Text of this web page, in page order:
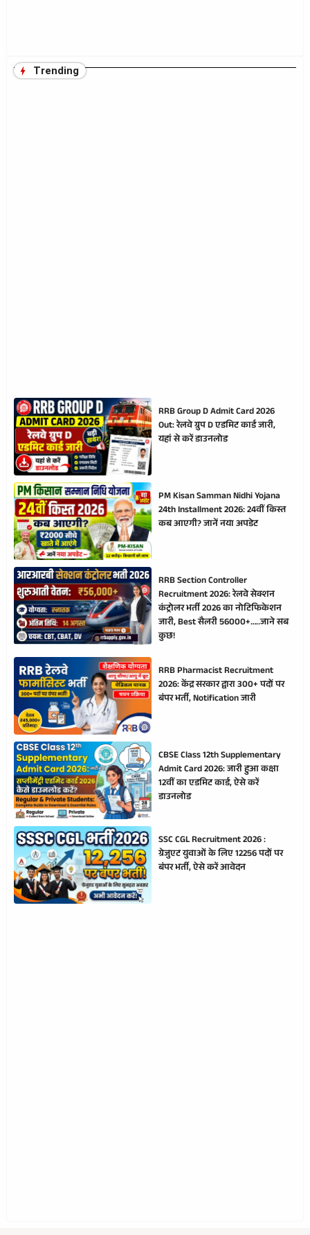
Trending
RRB Group D Admit Card 2026
Out: रेलवे ग्रुप D एडमिट कार्ड जारी,
यहां से करें डाउनलोड
PM Kisan Samman Nidhi Yojana
24th Installment 2026: 24वीं किस्त
कब आएगी? जानें नया अपडेट
RRB Section Controller
Recruitment 2026: रेलवे सेक्शन
कंट्रोलर भर्ती 2026 का नोटिफिकेशन
जारी, Best सैलरी 56000+…..जाने सब
कुछ!
RRB Pharmacist Recruitment
2026: केंद्र सरकार द्वारा 300+ पदों पर
बंपर भर्ती, Notification जारी
CBSE Class 12th Supplementary
Admit Card 2026: जारी हुआ कक्षा
12वीं का एडमिट कार्ड, ऐसे करें
डाउनलोड
SSC CGL Recruitment 2026 :
ग्रेजुएट युवाओं के लिए 12256 पदों पर
बंपर भर्ती, ऐसे करें आवेदन